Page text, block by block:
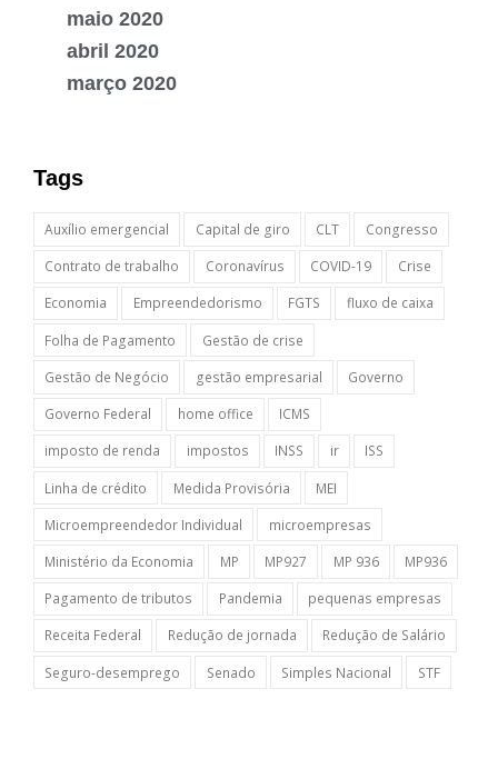
maio 2020
abril 2020
março 2020
Tags
Auxílio emergencial Capital de giro CLT
Congresso
Contrato de trabalho
Coronavírus COVID-19
Crise
Economia
Empreendedorismo FGTS
fluxo de caixa
Folha de Pagamento
Gestão de crise
Gestão de Negócio
gestão empresarial
Governo
Governo Federal
home office
ICMS
imposto de renda
impostos INSS ir
ISS
Linha de crédito
Medida Provisória
MEI
Microempreendedor Individual
microempresas
Ministério da Economia
MP MP927 MP 936
MP936
Pagamento de tributos
Pandemia
pequenas empresas
Receita Federal
Redução de jornada
Redução de Salário
Seguro-desemprego
Senado Simples Nacional STF